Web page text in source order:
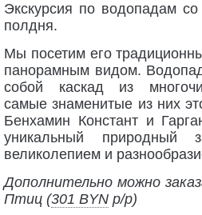
Экскурсия по водопадам
полдня.
Мы посетим его
панорамным видом.
собой каскад из
самые знаменитые из них
Бенхамин Констант и
уникальный природный
великолепием и
Дополнительно можно
Птиц (301 BYN p/p)